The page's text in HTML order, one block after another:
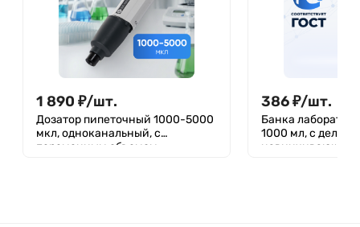
1 890 ₽/шт.
Дозатор пипеточный 1000-5000
мкл, одноканальный, с
переменным объемом,
386₽/шт.
Банка
1000 мл, с